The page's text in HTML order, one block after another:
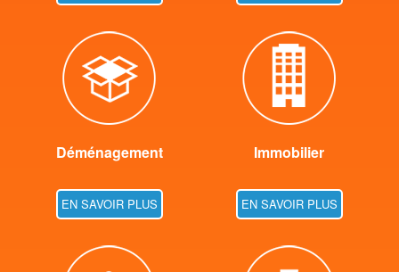
Déménagement
EN SAVOIR PLUS
Immobilier
EN SAVOIR PLUS